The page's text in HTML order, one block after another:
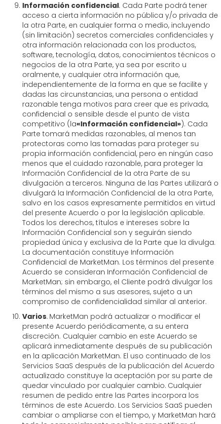
Información confidencial. Cada Parte podrá tener
acceso a cierta información no pública y/o privada de
la otra Parte, en cualquier forma o medio, incluyendo
(sin limitación) secretos comerciales confidenciales y
otra información relacionada con los productos,
software, tecnología, datos, conocimientos técnicos o
negocios de la otra Parte, ya sea por escrito u
oralmente, y cualquier otra información que,
independientemente de la forma en que se facilite y
dadas las circunstancias, una persona o entidad
razonable tenga motivos para creer que es privada,
confidencial o sensible desde el punto de vista
competitivo (la«Información confidencial»). Cada
Parte tomará medidas razonables, al menos tan
protectoras como las tomadas para proteger su
propia información confidencial, pero en ningún caso
menos que el cuidado razonable, para proteger la
Información Confidencial de la otra Parte de su
divulgación a terceros. Ninguna de las Partes utilizará o
divulgará la Información Confidencial de la otra Parte,
salvo en los casos expresamente permitidos en virtud
del presente Acuerdo o por la legislación aplicable.
Todos los derechos, títulos e intereses sobre la
Información Confidencial son y seguirán siendo
propiedad única y exclusiva de la Parte que la divulga.
La documentación constituye Información
Confidencial de MarketMan. Los términos del presente
Acuerdo se consideran Información Confidencial de
MarketMan; sin embargo, el Cliente podrá divulgar los
términos del mismo a sus asesores, sujeto a un
compromiso de confidencialidad similar al anterior.
Varios. MarketMan podrá actualizar o modificar el
presente Acuerdo periódicamente, a su entera
discreción. Cualquier cambio en este Acuerdo se
aplicará inmediatamente después de su publicación
en la aplicación MarketMan. El uso continuado de los
Servicios SaaS después de la publicación del Acuerdo
actualizado constituye la aceptación por su parte de
quedar vinculado por cualquier cambio. Cualquier
resumen de pedido entre las Partes incorpora los
términos de este Acuerdo. Los Servicios SaaS pueden
cambiar o ampliarse con el tiempo, y MarketMan hará